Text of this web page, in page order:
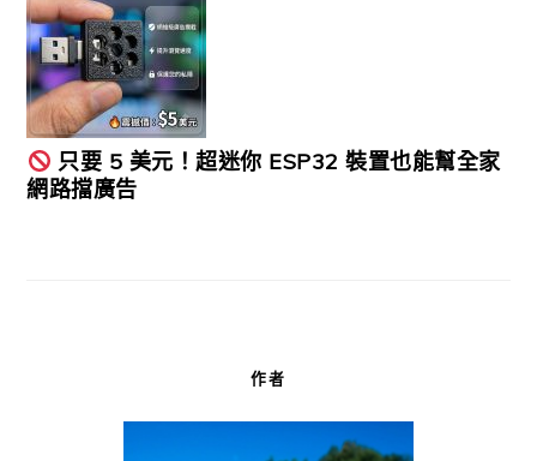
只要 5 美元！超迷你 ESP32 裝置也能幫全家
網路擋廣告
作者